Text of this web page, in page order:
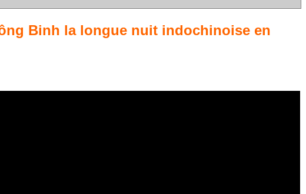
Binh la longue nuit indochinoise en